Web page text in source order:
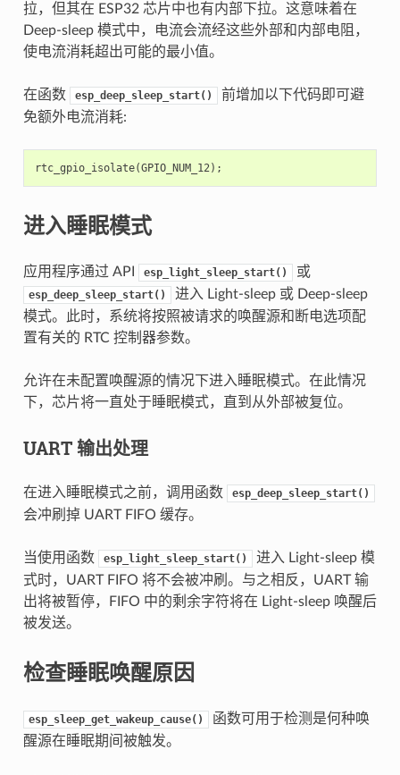
拉，但其在 ESP32 芯片中也有内部下拉。这意味着在
Deep-sleep 模式中，电流会流经这些外部和内部电阻，
使电流消耗超出可能的最小值。
在函数 esp_deep_sleep_start()
前增加以下代码即可避
免额外电流消耗:
rtc_gpio_isolate(GPIO_NUM_12);
进入睡眠模式
应用程序通过 API esp_light_sleep_start() 或
esp_deep_sleep_start()
进入 Light-sleep 或 Deep-sleep
模式。此时，系统将按照被请求的唤醒源和断电选项配
置有关的 RTC 控制器参数。
允许在未配置唤醒源的情况下进入睡眠模式。在此情况
下，芯片将一直处于睡眠模式，直到从外部被复位。
UART 输出处理
在进入睡眠模式之前，调用函数 esp_deep_sleep_start()
会冲刷掉 UART FIFO 缓存。
当使用函数 esp_light_sleep_start()
进入 Light-sleep 模
式时，UART FIFO 将不会被冲刷。与之相反，UART 输
出将被暂停，FIFO 中的剩余字符将在 Light-sleep 唤醒后
被发送。
检查睡眠唤醒原因
esp_sleep_get_wakeup_cause()
函数可用于检测是何种唤
醒源在睡眠期间被触发。